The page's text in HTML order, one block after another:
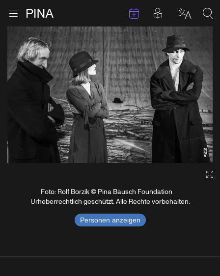
Zum Inhalt springen
Menu öffnen TermineBeiträge in
Foto: Rolf Borzik © Pina Bausch Foundation
Urheberrechtlich geschützt. Alle Rechte vorbehalten.
Personen anzeigen